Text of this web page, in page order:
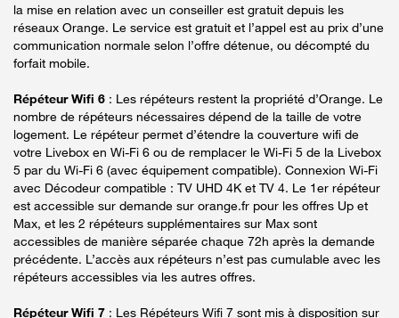
la mise en relation avec un conseiller est gratuit depuis les
réseaux Orange. Le service est gratuit et l’appel est au prix d’une
communication normale selon l’offre détenue, ou décompté du
forfait mobile.
Répéteur Wifi 6 : Les répéteurs restent la propriété d’Orange. Le
nombre de répéteurs nécessaires dépend de la taille de votre
logement. Le répéteur permet d’étendre la couverture wifi de
votre Livebox en Wi-Fi 6 ou de remplacer le Wi-Fi 5 de la Livebox
5 par du Wi-Fi 6 (avec équipement compatible). Connexion Wi-Fi
avec Décodeur compatible : TV UHD 4K et TV 4. Le 1er répéteur
est accessible sur demande sur orange.fr pour les offres Up et
Max, et les 2 répéteurs supplémentaires sur Max sont
accessibles de manière séparée chaque 72h après la demande
précédente. L’accès aux répéteurs n’est pas cumulable avec les
répéteurs accessibles via les autres offres.
Répéteur Wifi 7 : Les Répéteurs Wifi 7 sont mis à disposition sur